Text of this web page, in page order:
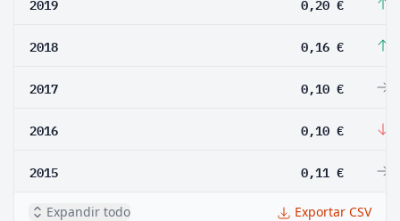
2018 0,16 €
2017 0,10 €
2016 0,10 €
2015 0,11 €
Expandir todo Exportar CSV